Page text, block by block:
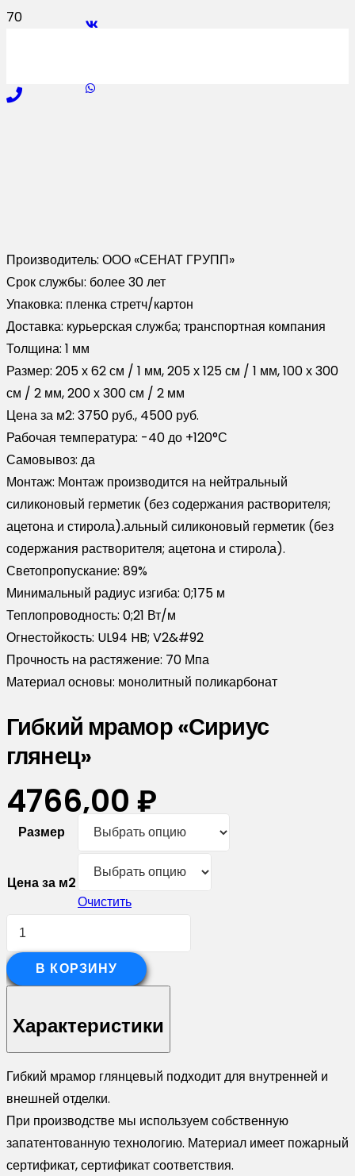
Производитель: ООО «СЕНАТ ГРУПП»
Срок службы: более 30 лет
Упаковка: пленка стретч/картон
Доставка: курьерская служба; транспортная компания
Толщина: 1 мм
Размер: 205 х 62 см / 1 мм, 205 х 125 см / 1 мм, 100 х 300
см / 2 мм, 200 х 300 см / 2 мм
Цена за м2: 3750 руб., 4500 руб.
Рабочая температура: -40 до +120°С
Самовывоз: да
Монтаж: Монтаж производится на нейтральный
силиконовый герметик (без содержания растворителя;
ацетона и стирола).альный силиконовый герметик (без
содержания растворителя; ацетона и стирола).
Светопропускание: 89%
Минимальный радиус изгиба: 0;175 м
Теплопроводность: 0;21 Вт/м
Огнестойкость: UL94 HB; V2&#92
Прочность на растяжение: 70 Мпа
Материал основы: монолитный поликарбонат
Гибкий мрамор «Сириус
глянец»
4766,00 ₽
Размер
Цена за м2
Очистить
Количество
Гибкий
мрамор
глянец"
В КОРЗИНУ
Характеристики
Гибкий мрамор глянцевый подходит для внутренней и
внешней отделки.
При производстве мы используем собственную
запатентованную технологию. Материал имеет пожарный
сертификат, сертификат соответствия.